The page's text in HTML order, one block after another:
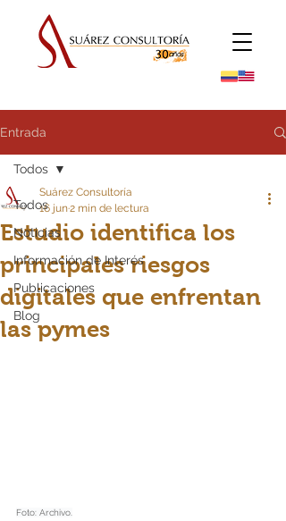
Entrada
Todos
Noticias
Información de Interés
Publicaciones
Blog
Todos
Estudio identifica los
principales riesgos
digitales que enfrentan
las pymes
Suárez Consultoría
16 jun2 min de lectura
Foto: Archivo.